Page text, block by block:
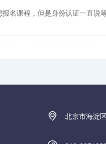
名课程，但是身份认证一直说
北京市海淀